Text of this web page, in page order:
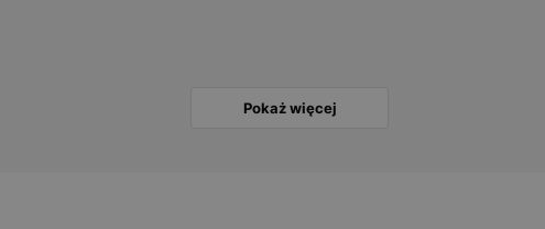
Pokaż więcej